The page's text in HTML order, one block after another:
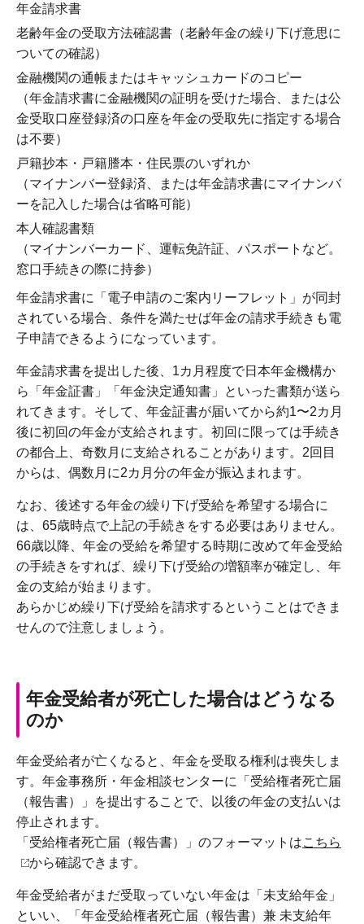
年金請求書
老齢年金の受取方法確認書（老齢年金の繰り下げ意思に
ついての確認）
金融機関の通帳またはキャッシュカードのコピー
（年金請求書に金融機関の証明を受けた場合、または公
金受取口座登録済の口座を年金の受取先に指定する場合
は不要）
戸籍抄本・戸籍謄本・住民票のいずれか
（マイナンバー登録済、または年金請求書にマイナンバ
ーを記入した場合は省略可能）
本人確認書類
（マイナンバーカード、運転免許証、パスポートなど。
窓口手続きの際に持参）
年金請求書に「電子申請のご案内リーフレット」が同封
されている場合、条件を満たせば年金の請求手続きも電
子申請できるようになっています。
年金請求書を提出した後、1カ月程度で日本年金機構か
ら「年金証書」「年金決定通知書」といった書類が送ら
れてきます。そして、年金証書が届いてから約1〜2カ月
後に初回の年金が支給されます。初回に限っては手続き
の都合上、奇数月に支給されることがあります。2回目
からは、偶数月に2カ月分の年金が振込まれます。
なお、後述する年金の繰り下げ受給を希望する場合に
は、65歳時点で上記の手続きをする必要はありません。
66歳以降、年金の受給を希望する時期に改めて年金受給
の手続きをすれば、繰り下げ受給の増額率が確定し、年
金の支給が始まります。
あらかじめ繰り下げ受給を請求するということはできま
せんので注意しましょう。
年金受給者が死亡した場合はどうなる
のか
年金受給者が亡くなると、年金を受取る権利は喪失しま
す。年金事務所・年金相談センターに「受給権者死亡届
（報告書）」を提出することで、以後の年金の支払いは
停止されます。
「受給権者死亡届（報告書）」のフォーマットはこちら
から確認できます。
年金受給者がまだ受取っていない年金は「未支給年金」
といい、「年金受給権者死亡届（報告書）兼 未支給年